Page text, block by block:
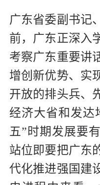
广东省委副书记
前，广东正深入
考察广东重要讲
增创新优势、实
开放的排头兵、
经济大省和发达
五”时期发展要
站位即要把广东
代化推进强国建